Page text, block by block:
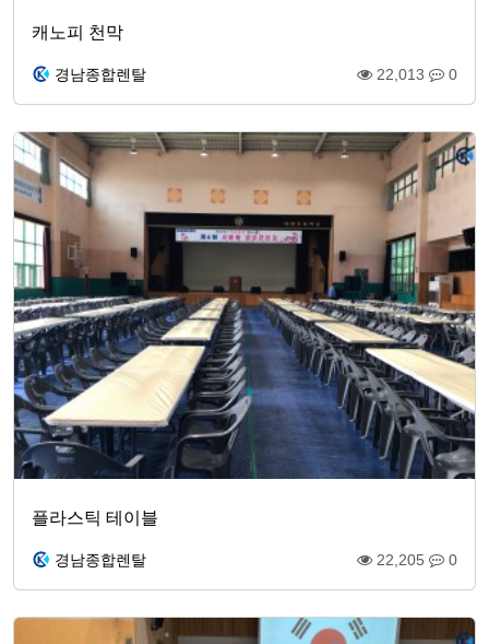
캐노피 천막
경남종합렌탈 22,013 0
플라스틱 테이블
경남종합렌탈 22,205 0